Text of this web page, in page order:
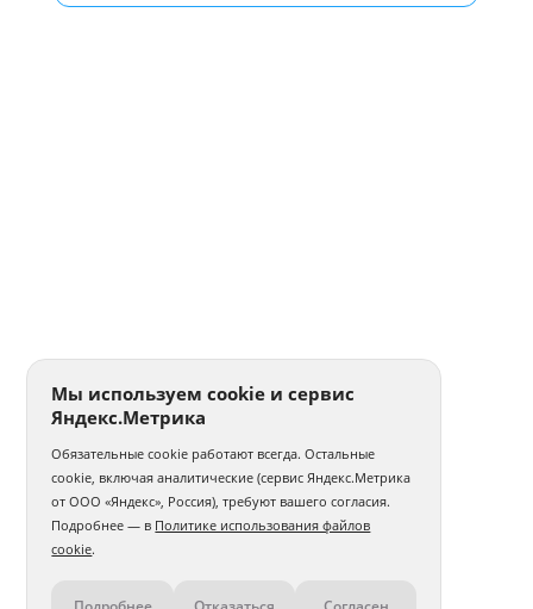
Мы используем cookie и сервис
Яндекс.Метрика
Обязательные cookie работают всегда. Остальные
cookie, включая аналитические (сервис Яндекс.Метрика
от ООО «Яндекс», Россия), требуют вашего согласия.
Подробнее — в Политике использования файлов
cookie.